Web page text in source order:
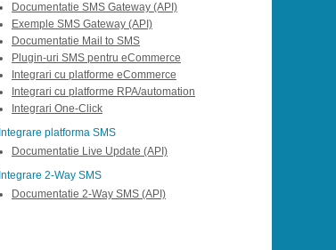
Documentatie SMS Gateway (API)
Exemple SMS Gateway (API)
Documentatie Mail to SMS
Plugin-uri SMS pentru eCommerce
Integrari cu platforme eCommerce
Integrari cu platforme RPA/automation
Integrari One-Click
Integrare platforma SMS
Documentatie Live Update (API)
Integrare 2-Way SMS
Documentatie 2-Way SMS (API)